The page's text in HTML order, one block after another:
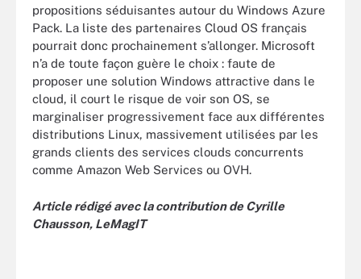
propositions séduisantes autour du Windows Azure
Pack. La liste des partenaires Cloud OS français
pourrait donc prochainement s’allonger. Microsoft
n’a de toute façon guère le choix : faute de
proposer une solution Windows attractive dans le
cloud, il court le risque de voir son OS, se
marginaliser progressivement face aux différentes
distributions Linux, massivement utilisées par les
grands clients des services clouds concurrents
comme Amazon Web Services ou OVH.
Article rédigé avec la contribution de Cyrille
Chausson, LeMagIT